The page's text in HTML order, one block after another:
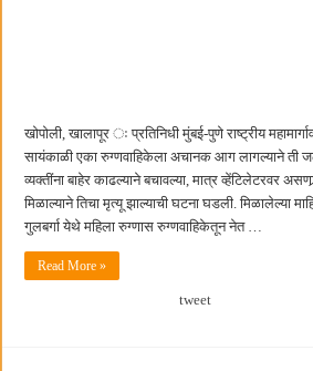
खोपोली, खालापूर ः प्रतिनिधी मुंबई-पुणे राष्ट्रीय
सायंकाळी एका रुग्णवाहिकेला अचानक आग लागल्याने ती
व्यक्तींना बाहेर काढल्याने बचावल्या, मात्र व्हेंटिलेटरवर
मिळाल्याने तिचा मृत्यू झाल्याची घटना घडली. मिळालेल्या
गुलबर्गा येथे महिला रुग्णास रुग्णवाहिकेतून नेत …
Read More »
tweet